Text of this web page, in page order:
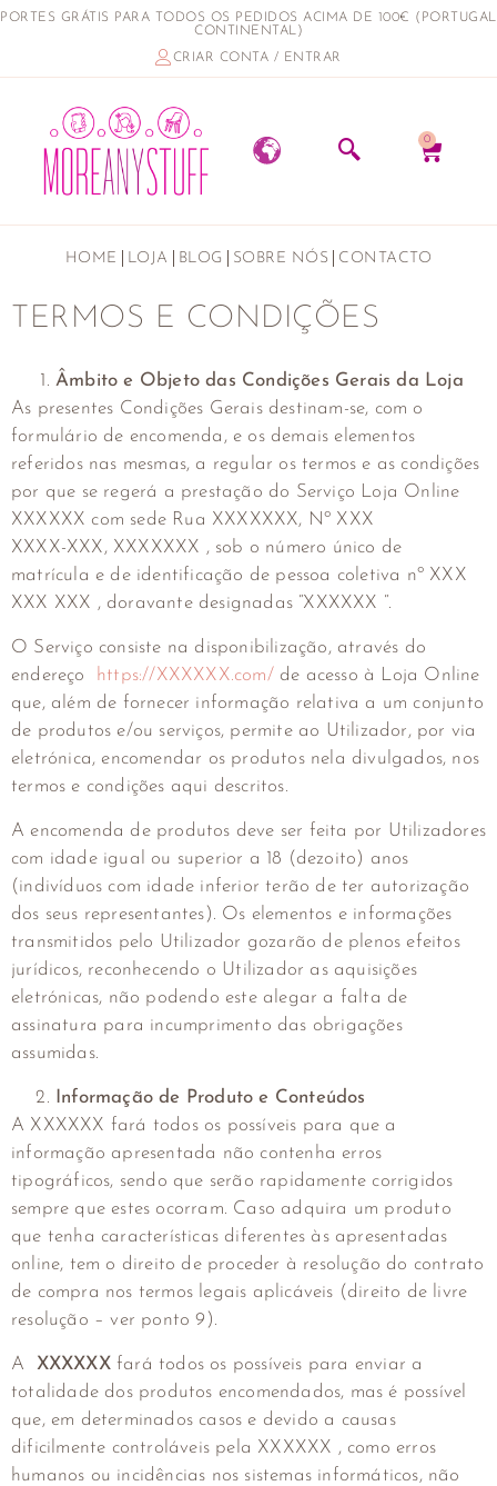
PORTES GRÁTIS PARA TODOS OS PEDIDOS ACIMA DE 100€ (PORTUGAL
CONTINENTAL)
CRIAR CONTA / ENTRAR
0
HOME LOJA BLOG SOBRE NÓS CONTACTO
TERMOS E CONDIÇÕES
Âmbito e Objeto das Condições Gerais da Loja
As presentes Condições Gerais destinam-se, com o
formulário de encomenda, e os demais elementos
referidos nas mesmas, a regular os termos e as condições
por que se regerá a prestação do Serviço Loja Online
XXXXXX com sede Rua XXXXXXX, Nº XXX
XXXX-XXX, XXXXXXX , sob o número único de
matrícula e de identificação de pessoa coletiva nº XXX
XXX XXX , doravante designadas “XXXXXX “.
O Serviço consiste na disponibilização, através do
endereço
https://XXXXXX.com/ de acesso à Loja Online
que, além de fornecer informação relativa a um conjunto
de produtos e/ou serviços, permite ao Utilizador, por via
eletrónica, encomendar os produtos nela divulgados, nos
termos e condições aqui descritos.
A encomenda de produtos deve ser feita por Utilizadores
com idade igual ou superior a 18 (dezoito) anos
(indivíduos com idade inferior terão de ter autorização
dos seus representantes). Os elementos e informações
transmitidos pelo Utilizador gozarão de plenos efeitos
jurídicos, reconhecendo o Utilizador as aquisições
eletrónicas, não podendo este alegar a falta de
assinatura para incumprimento das obrigações
assumidas.
Informação de Produto e Conteúdos
A XXXXXX fará todos os possíveis para que a
informação apresentada não contenha erros
tipográficos, sendo que serão rapidamente corrigidos
sempre que estes ocorram. Caso adquira um produto
que tenha características diferentes às apresentadas
online, tem o direito de proceder à resolução do contrato
de compra nos termos legais aplicáveis (direito de livre
resolução – ver ponto 9).
A XXXXXX fará todos os possíveis para enviar a
totalidade dos produtos encomendados, mas é possível
que, em determinados casos e devido a causas
dificilmente controláveis pela XXXXXX , como erros
humanos ou incidências nos sistemas informáticos, não